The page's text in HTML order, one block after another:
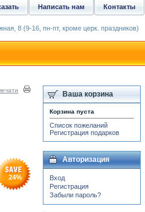
24%
Ваша корзина
Корзина пуста
Список пожеланий
Регистрация подарков
Авторизация
Вход
Регистрация
Забыли пароль?
Контакты
Написать нам
8 (9-16, пн-пт, кроме церк. праздников)